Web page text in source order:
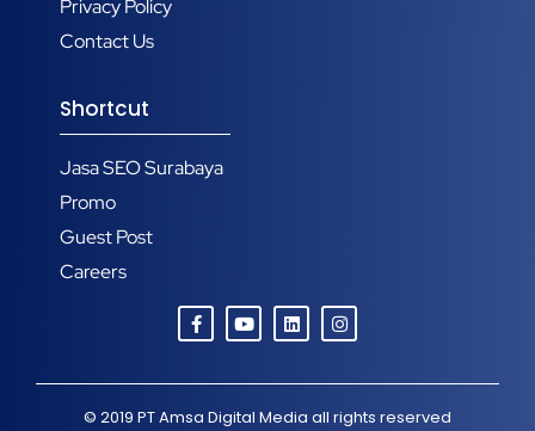
Privacy Policy
Contact Us
Shortcut
Jasa SEO Surabaya
Promo
Guest Post
Careers
© 2019 PT Amsa Digital Media all rights reserved